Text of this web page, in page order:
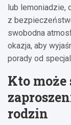
lub lemoniadzie,
z
swobodna
okazja, aby
porady od
Kto
rodzin